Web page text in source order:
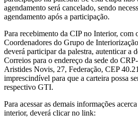
agendamento será cancelado, sendo
agendamento após a participação.
Para recebimento da CIP no Interior, com
Coordenadores do Grupo de
deverá participar da palestra, autenticar a
Correios para o endereço da sede do
Aristides Novis, 27, Federação, CEP
imprescindível para que a carteira possa
respectivo GTI.
Para acessar as demais informações
interior, deverá clicar no link: